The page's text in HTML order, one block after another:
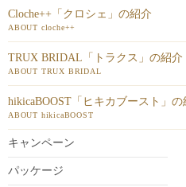
Cloche++「クロシェ」の紹介
ABOUT cloche++
TRUX BRIDAL「トラクス」の紹介
ABOUT TRUX BRIDAL
hikicaBOOST「ヒキカブースト」の
ABOUT hikicaBOOST
キャンペーン
パッケージ